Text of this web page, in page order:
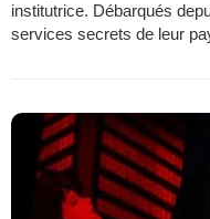
institutrice. Débarqués
services secrets de leur